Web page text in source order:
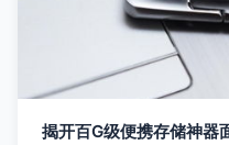
揭开百G级便携存储神